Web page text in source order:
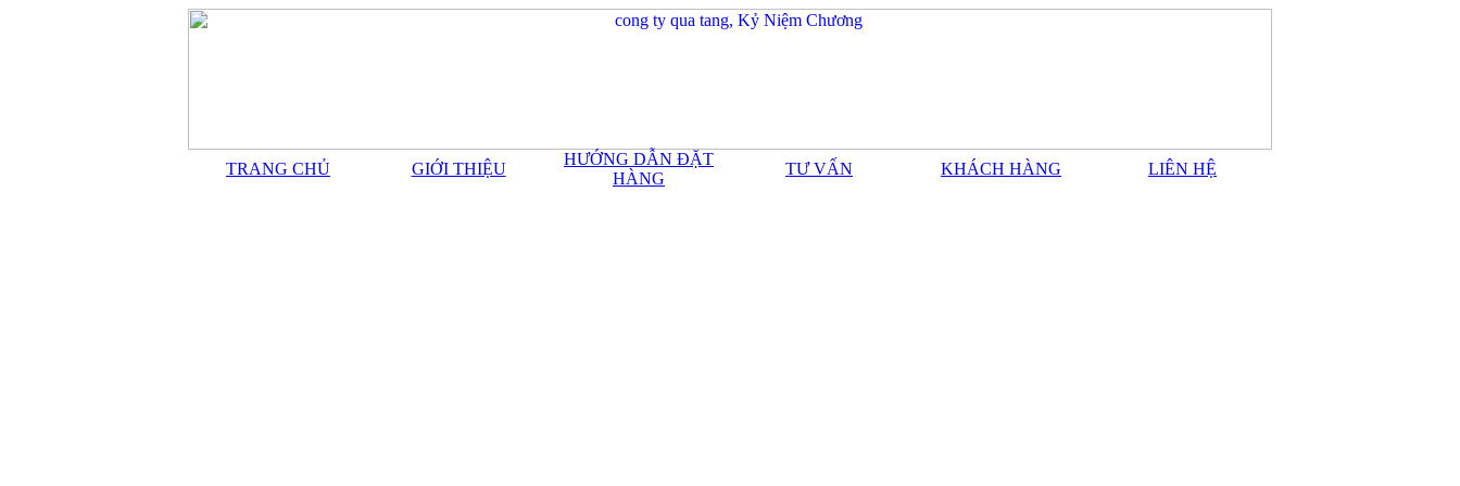
TRANG CHỦ GIỚI THIỆU
HƯỚNG DẪN ĐẶT
HÀNG
TƯ VẤN KHÁCH HÀNG LIÊN HỆ